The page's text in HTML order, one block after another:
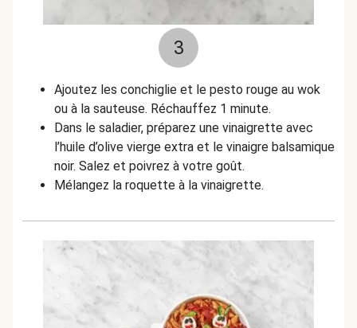
3
Ajoutez les conchiglie et le pesto rouge au wok
ou à la sauteuse. Réchauffez 1 minute.
Dans le saladier, préparez une vinaigrette avec
l’huile d’olive vierge extra et le vinaigre balsamique
noir. Salez et poivrez à votre goût.
Mélangez la roquette à la vinaigrette.